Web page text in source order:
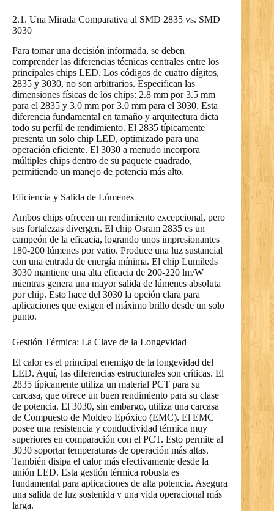
2.1. Una Mirada Comparativa al SMD 2835 vs. SMD
3030
Para tomar una decisión informada, se deben
comprender las diferencias técnicas centrales entre los
principales chips LED. Los códigos de cuatro dígitos,
2835 y 3030, no son arbitrarios. Especifican las
dimensiones físicas de los chips: 2.8 mm por 3.5 mm
para el 2835 y 3.0 mm por 3.0 mm para el 3030. Esta
diferencia fundamental en tamaño y arquitectura dicta
todo su perfil de rendimiento. El 2835 típicamente
presenta un solo chip LED, optimizado para una
operación eficiente. El 3030 a menudo incorpora
múltiples chips dentro de su paquete cuadrado,
permitiendo un manejo de potencia más alto.
Eficiencia y Salida de Lúmenes
Ambos chips ofrecen un rendimiento excepcional, pero
sus fortalezas divergen. El chip Osram 2835 es un
campeón de la eficacia, logrando unos impresionantes
180-200 lúmenes por vatio. Produce una luz sustancial
con una entrada de energía mínima. El chip Lumileds
3030 mantiene una alta eficacia de 200-220 lm/W
mientras genera una mayor salida de lúmenes absoluta
por chip. Esto hace del 3030 la opción clara para
aplicaciones que exigen el máximo brillo desde un solo
punto.
Gestión Térmica: La Clave de la Longevidad
El calor es el principal enemigo de la longevidad del
LED. Aquí, las diferencias estructurales son críticas. El
2835 típicamente utiliza un material PCT para su
carcasa, que ofrece un buen rendimiento para su clase
de potencia. El 3030, sin embargo, utiliza una carcasa
de Compuesto de Moldeo Epóxico (EMC). El EMC
posee una resistencia y conductividad térmica muy
superiores en comparación con el PCT. Esto permite al
3030 soportar temperaturas de operación más altas.
También disipa el calor más efectivamente desde la
unión LED. Esta gestión térmica robusta es
fundamental para aplicaciones de alta potencia. Asegura
una salida de luz sostenida y una vida operacional más
larga.